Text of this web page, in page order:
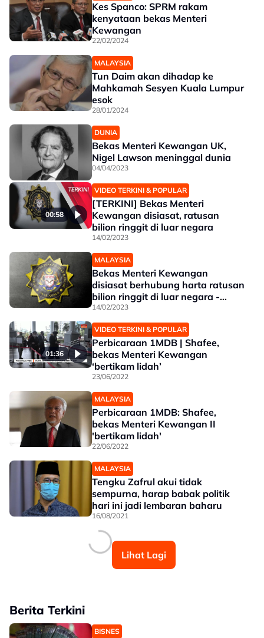
Kes Spanco: SPRM rakam
kenyataan bekas Menteri
Kewangan
22/02/2024
MALAYSIA
Tun Daim akan dihadap ke
Mahkamah Sesyen Kuala Lumpur
esok
28/01/2024
DUNIA
Bekas Menteri Kewangan UK,
Nigel Lawson meninggal dunia
04/04/2023
00:58
VIDEO TERKINI & POPULAR
[TERKINI] Bekas Menteri
Kewangan disiasat, ratusan
bilion ringgit di luar negara
14/02/2023
MALAYSIA
Bekas Menteri Kewangan
disiasat berhubung harta ratusan
bilion ringgit di luar negara -
Laporan
14/02/2023
01:36
VIDEO TERKINI & POPULAR
Perbicaraan 1MDB | Shafee,
bekas Menteri Kewangan
‘bertikam lidah’
23/06/2022
MALAYSIA
Perbicaraan 1MDB: Shafee,
bekas Menteri Kewangan II
'bertikam lidah'
22/06/2022
MALAYSIA
Tengku Zafrul akui tidak
sempurna, harap babak politik
hari ini jadi lembaran baharu
16/08/2021
Lihat Lagi
Berita Terkini
BISNES